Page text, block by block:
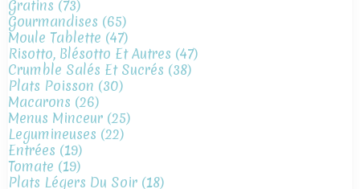
Gratins (73)
Gourmandises (65)
Moule Tablette (47)
Risotto, Blésotto Et Autres (47)
Crumble Salés Et Sucrés (38)
Plats Poisson (30)
Macarons (26)
Menus Minceur (25)
Legumineuses (22)
Entrées (19)
Tomate (19)
Plats Légers Du Soir (18)